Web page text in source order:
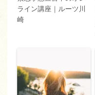
ライン講座｜ルーツ川
崎